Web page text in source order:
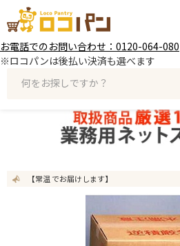
お電話でのお問い合わせ：0120-064-080
※ロコパンは後払い決済も選べます
何をお探しですか？
【常温 でお届けします】